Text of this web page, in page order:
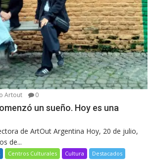
Artout 0
un sueño. Hoy es una
de ArtOut Argentina Hoy, 20 de julio,
de...
Centros Culturales Cultura
Destacados